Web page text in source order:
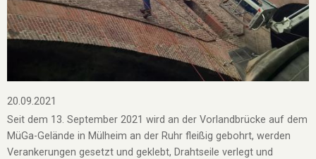
20.09.2021
Seit dem 13. September 2021 wird an der Vorlandbrücke auf dem
MüGa-Gelände in Mülheim an der Ruhr fleißig gebohrt, werden
Verankerungen gesetzt und geklebt, Drahtseile verlegt und